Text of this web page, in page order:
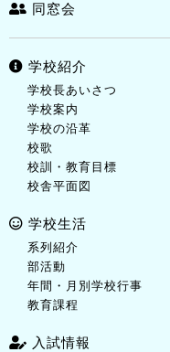
同窓会
学校紹介
学校長あいさつ
学校案内
学校の沿革
校歌
校訓・教育目標
校舎平面図
学校生活
系列紹介
部活動
年間・月別学校行事
教育課程
入試情報